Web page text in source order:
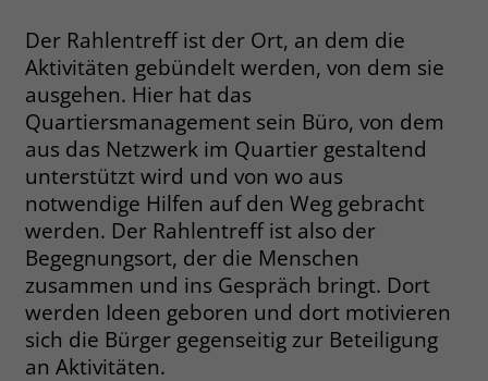
Der Rahlentreff ist der Ort, an dem die
Aktivitäten gebündelt werden, von dem sie
ausgehen. Hier hat das
Quartiersmanagement sein Büro, von dem
aus das Netzwerk im Quartier gestaltend
unterstützt wird und von wo aus
notwendige Hilfen auf den Weg gebracht
werden. Der Rahlentreff ist also der
Begegnungsort, der die Menschen
zusammen und ins Gespräch bringt. Dort
werden Ideen geboren und dort motivieren
sich die Bürger gegenseitig zur Beteiligung
an Aktivitäten.
Zweck
Dieses Cookie wird gesetzt, wenn ein
User über einen Klick auf eine Google
Werbeanzeige auf die Website gelangt.
Es enthält Informationen darüber,
welche Werbeanzeige geklickt wurde,
sodass erzielte Erfolge wie z.B.
Bestellungen oder Kontaktanfragen der
Anzeige zugewiesen werden können.
Name _fbp
Anbieter Facebook
Laufzeit 3 Monate